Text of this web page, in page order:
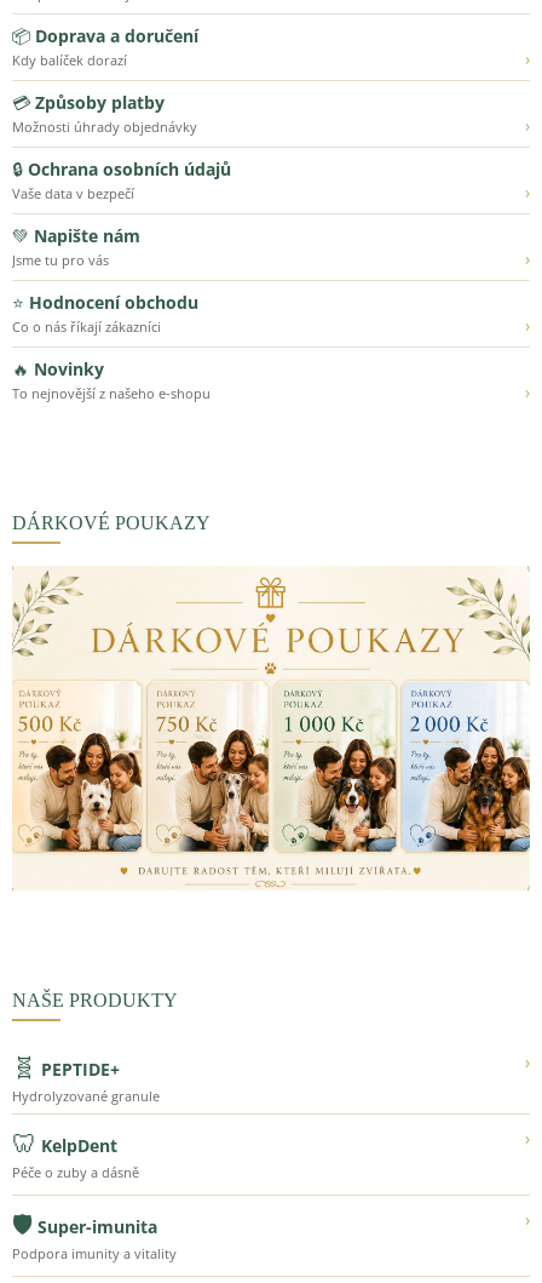
📦 Doprava a doručení
Kdy balíček dorazí
›
💳 Způsoby platby
Možnosti úhrady objednávky
›
🔒 Ochrana osobních údajů
Vaše data v bezpečí
›
💚 Napište nám
Jsme tu pro vás
›
⭐ Hodnocení obchodu
Co o nás říkají zákazníci
›
🔥 Novinky
To nejnovější z našeho e-shopu ›
DÁRKOVÉ POUKAZY
NAŠE PRODUKTY
🧬 PEPTIDE+ ›
Hydrolyzované granule
🦷 KelpDent ›
Péče o zuby a dásně
🛡️ Super-imunita ›
Podpora imunity a vitality